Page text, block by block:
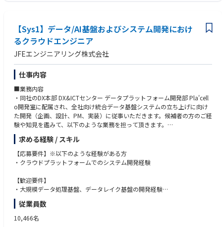
■サービス情報：
・auでんき（https://www.au.com/energy/）
・じたく発電所サービス（https://www.au.com/energy/denki/pvstorage
cell/）
・スマート節電（https://www.au.com/energy/denki/option/ssp/）
■組織構成：
部署名：事業推進部
人数：8名（部長含む、派遣社員を除く）
中途入社比率：8名のうち中途4名
年齢構成： 30代：5名、20代：3名
棲み分け：新規事業／サービスごとに担当を棲み分け
■オンボーディング体制：
入社時オリエンテーションを実施し、その後、部門配属の上、日々の業務
務サポートをさせて頂きます。
■社内研修制度（例）：
・コアスキル研修、でんき勉強会、定期的な社内勉強会など（過去の勉強
会動画の視聴も可能）
【Sys1】データ/AI基盤およびシステム開発におけ
るクラウドエンジニア
JFEエンジニアリング株式会社
仕事内容
■業務内容
・同社のDX本部 DX&ICTセンター データプラットフォーム開発部 Pla'cell
o開発室に配属され、全社向け統合データ基盤システムの立ち上げに向け
た開発（企画、設計、PM、実装）に従事いただきます。候補者の方のご経
験や知見を鑑みて、以下のような業務を担って頂きます。
【職務詳細】
①システム設計・開発
・クラウドプラットフォーム（AWS/Azure）におけるサーバレスアーキテ
クチャシステム設計
・要件定義から設計、実装までの一連の開発業務
・最適なデータ基盤サービスの選定・評価
・社内システムのデータ統合に向けた設計・実装
・データ統合のための内製開発
求める経験 / スキル
【応募要件】※以下のような経験がある方
・クラウドプラットフォームでのシステム開発経験
【歓迎要件】
・大規模データ処理基盤、データレイク基盤の開発経験
・ユーザーとの対話による要件定義経験
・バックエンドAPI開発経験
・フロントエンドSPA開発経験
従業員数
10,466名